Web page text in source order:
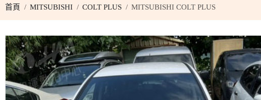
首頁 MITSUBISHI COLT PLUS MITSUBISHI COLT PLUS